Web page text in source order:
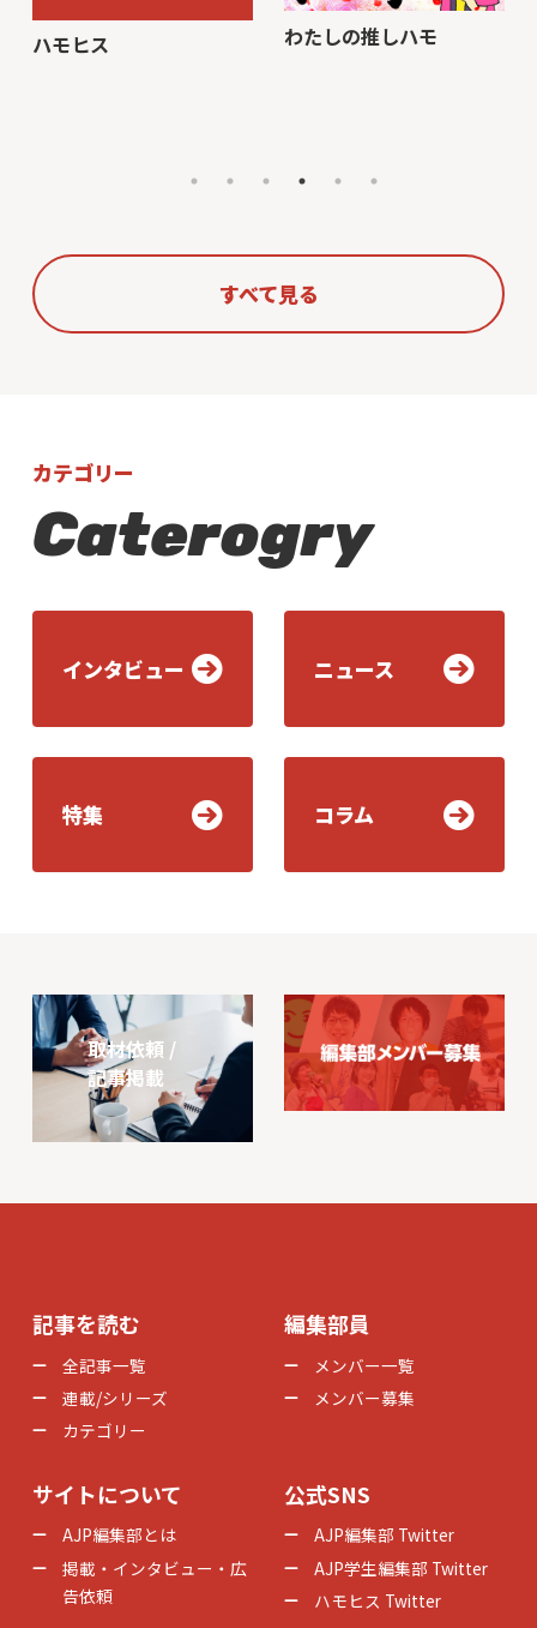
ハモヒス
わたしの推しハモ
すべて見る
カテゴリー
Caterogry
インタビュー ニュース
特集 コラム
取材依頼 /
記事掲載
記事を読む
全記事一覧
連載/シリーズ
カテゴリー
編集部員
メンバー一覧
メンバー募集
サイトについて
AJP編集部とは
掲載・インタビュー・広
告依頼
公式SNS
AJP編集部 Twitter
AJP学生編集部 Twitter
ハモヒス Twitter